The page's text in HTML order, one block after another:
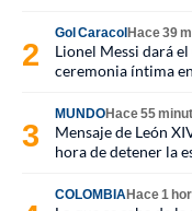
Gol CaracolHace 39
Lionel Messi dará
ceremonia íntima
MUNDOHace 55
Mensaje de León
hora de detener la
COLOMBIAHace 1